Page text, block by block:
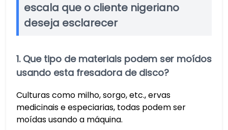
escala que o cliente nigeriano
deseja esclarecer
1. Que tipo de materiais podem ser moídos
usando esta fresadora de disco?
Culturas como milho, sorgo, etc., ervas
medicinais e especiarias, todas podem ser
moídas usando a máquina.